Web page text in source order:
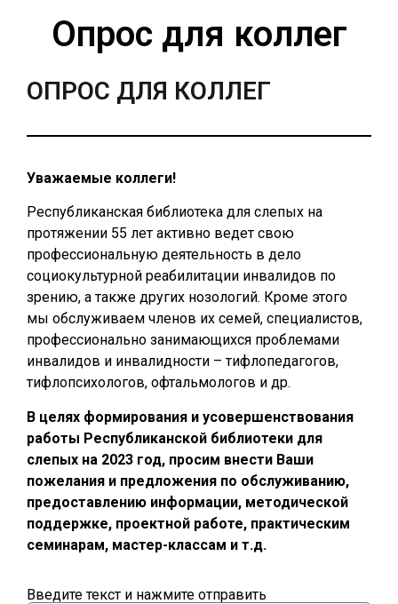
Опрос для коллег
ОПРОС ДЛЯ КОЛЛЕГ
Уважаемые коллеги!
Республиканская библиотека для слепых на
протяжении 55 лет активно ведет свою
профессиональную деятельность в дело
социокультурной реабилитации инвалидов по
зрению, а также других нозологий. Кроме этого
мы обслуживаем членов их семей, специалистов,
профессионально занимающихся проблемами
инвалидов и инвалидности – тифлопедагогов,
тифлопсихологов, офтальмологов и др.
В целях формирования и усовершенствования
работы Республиканской библиотеки для
слепых на 2023 год, просим внести Ваши
пожелания и предложения по обслуживанию,
предоставлению информации, методической
поддержке, проектной работе, практическим
семинарам, мастер-классам и т.д.
Введите текст и нажмите отправить